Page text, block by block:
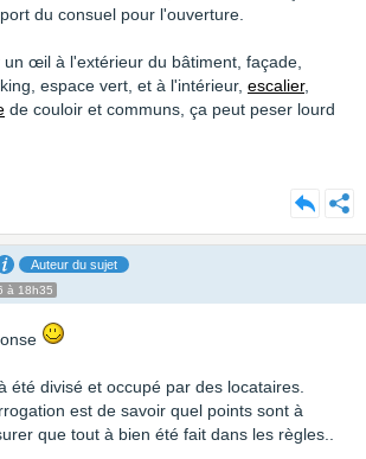
du consuel pour l'ouverture.
œil à l'extérieur du bâtiment, façade,
espace vert, et à l'intérieur, escalier,
de couloir et communs, ça peut peser lourd
Auteur du sujet
à 18h35
été divisé et occupé par des locataires.
est de savoir quel points sont à
que tout à bien été fait dans les règles..